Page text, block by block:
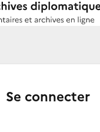
Se connecter